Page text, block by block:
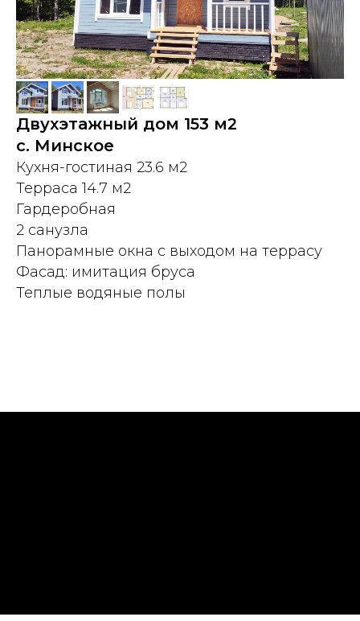
Двухэтажный дом 153 м2
с. Минское
Кухня-гостиная 23.6 м2
Терраса 14.7 м2
Гардеробная
2 санузла
Панорамные окна с выходом на террасу
Фасад: имитация бруса
Теплые водяные полы